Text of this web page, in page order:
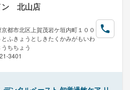
ン 北山店
都市北区上賀茂岩ケ垣内町１００
とふきょうとしきたくかみがもいわ
ちちょう
3401